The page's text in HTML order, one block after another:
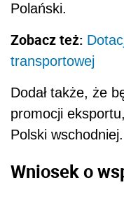
Polański.
Zobacz też:
transportowej
Dodał także, że
promocji
Polski wschodniej.
Wniosek o